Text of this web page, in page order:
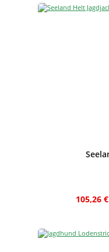
105,26 €